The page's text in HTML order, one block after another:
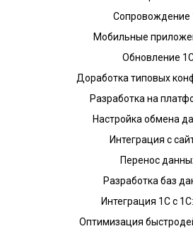
Сопровождение
Мобильные
Обновление
Доработка типовых
Разработка на
Настройка обмена
Интеграция с
Перенос
Разработка баз
Интеграция 1С с
Оптимизация